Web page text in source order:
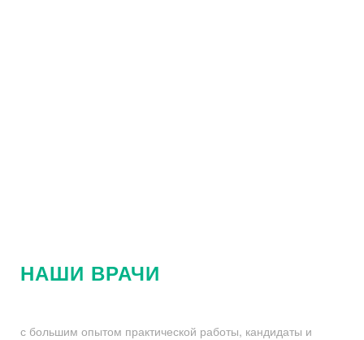
НАШИ ВРАЧИ
с большим опытом практической работы, кандидаты и